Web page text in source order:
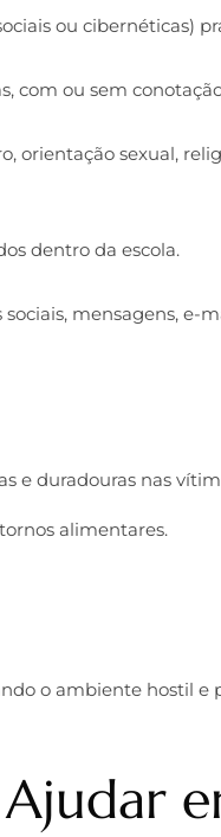
ou cibernéticas)
com ou sem
orientação sexual,
dentro da escola.
mensagens, e-
e duradouras nas
alimentares.
o ambiente hostil e